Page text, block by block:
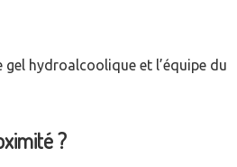
hydroalcoolique et l’équipe du
?